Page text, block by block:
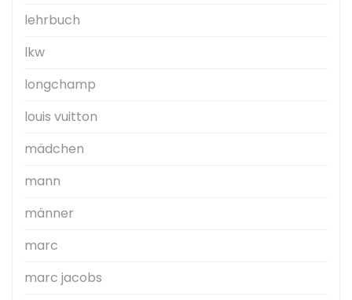
lehrbuch
lkw
longchamp
louis vuitton
mädchen
mann
männer
marc
marc jacobs